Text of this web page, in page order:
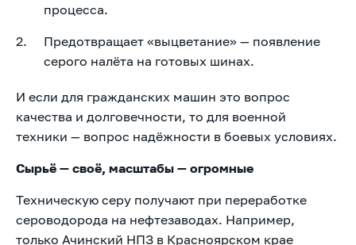
процесса.
Предотвращает «выцветание» — появление
серого налёта на готовых шинах.
И если для гражданских машин это вопрос
качества и долговечности, то для военной
техники — вопрос надёжности в боевых условиях.
Сырьё — своё, масштабы — огромные
Техническую серу получают при переработке
сероводорода на нефтезаводах. Например,
только Ачинский НПЗ в Красноярском крае